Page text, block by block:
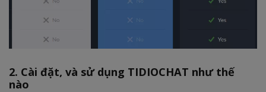
2. Cài đặt, và sử dụng TIDIOCHAT như thế
nào